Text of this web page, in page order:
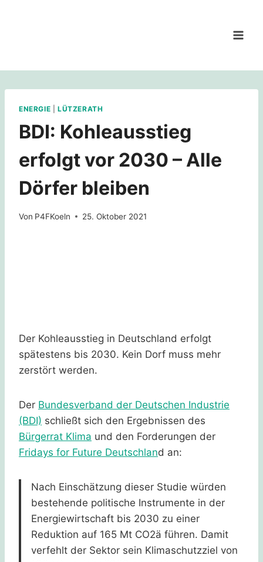
ENERGIE LÜTZERATH
BDI: Kohleausstieg
erfolgt vor 2030 – Alle
Dörfer bleiben
Von P4FKoeln 25. Oktober 2021
Der Kohleausstieg in Deutschland erfolgt
spätestens bis 2030. Kein Dorf muss mehr
zerstört werden.
Der Bundesverband der Deutschen Industrie
(BDI) schließt sich den Ergebnissen des
Bürgerrat Klima und den Forderungen der
Fridays for Future Deutschland an:
Nach Einschätzung dieser Studie würden
bestehende politische Instrumente in der
Energiewirtschaft bis 2030 zu einer
Reduktion auf 165 Mt CO2ä führen. Damit
verfehlt der Sektor sein Klimaschutzziel von